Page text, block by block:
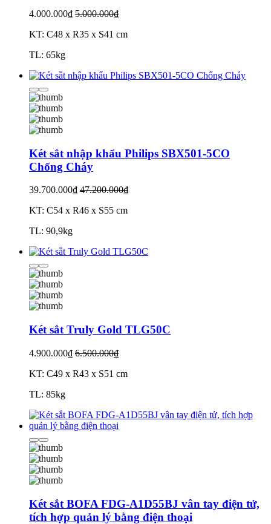
4.000.000₫ 5.000.000₫
KT: C48 x R35 x S41 cm
TL: 65kg
Két sắt nhập khẩu Philips SBX501-5CO
Chống Cháy
39.700.000₫ 47.200.000₫
KT: C54 x R46 x S55 cm
TL: 90,9kg
Két sắt Truly Gold TLG50C
4.900.000₫ 6.500.000₫
KT: C49 x R43 x S51 cm
TL: 85kg
Két sắt BOFA FDG-A1D55BJ vân tay điện tử,
tích hợp quản lý bằng điện thoại